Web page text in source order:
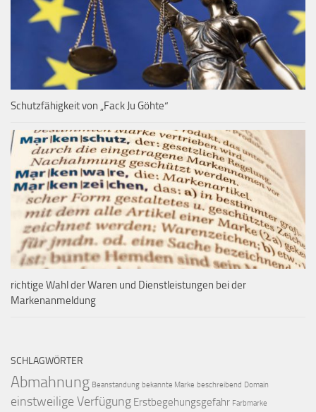
Schutzfähigkeit von „Fack Ju Göhte“
richtige Wahl der Waren und Dienstleistungen bei der
Markenanmeldung
SCHLAGWÖRTER
Abmahnung Beanstandung bekannte Marke beschreibend Domain
einstweilige Verfügung Erstbegehungsgefahr Farbmarke